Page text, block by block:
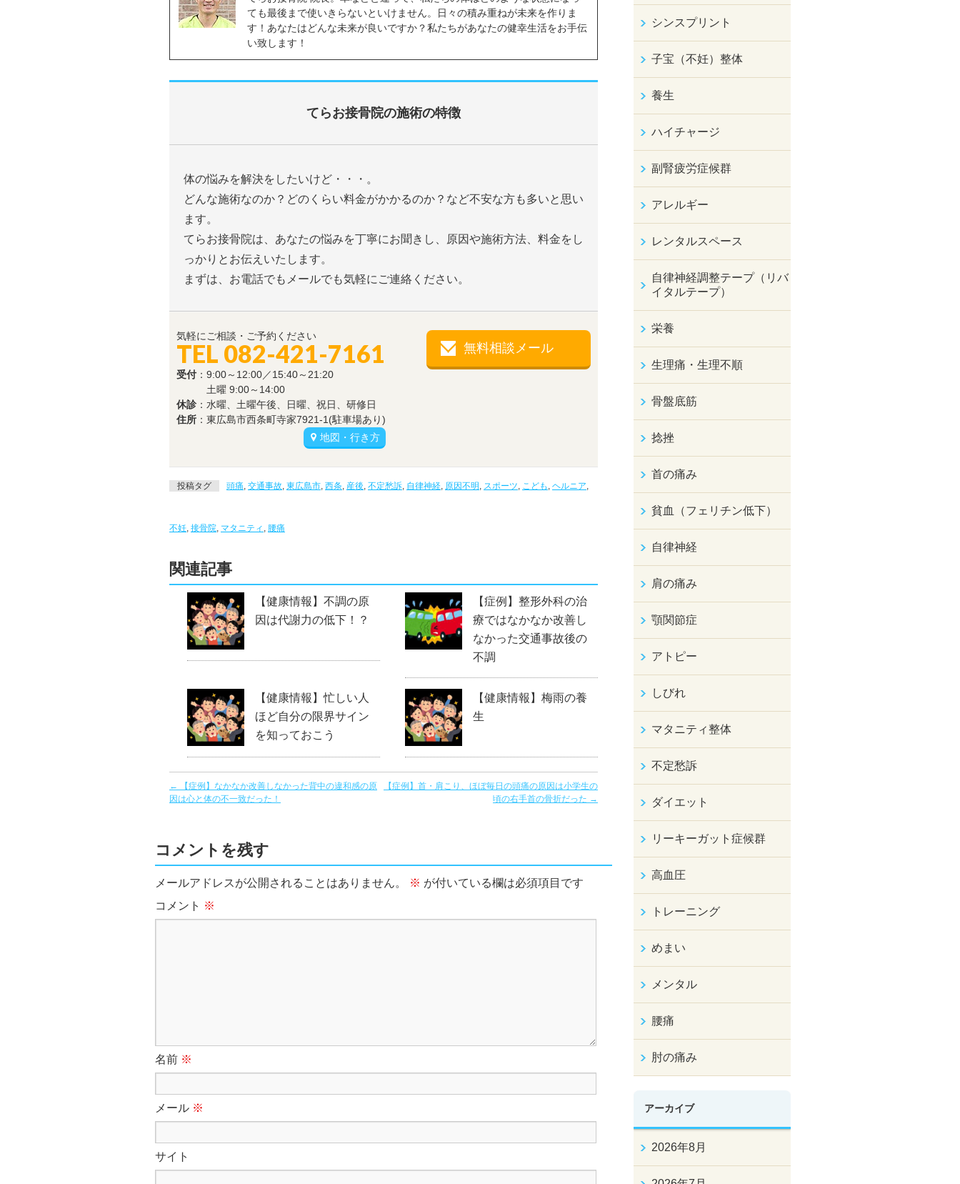
ても最後まで使いきらないといけません。日々の積み重ねが未来を作りま
す！あなたはどんな未来が良いですか？私たちがあなたの健幸生活をお手伝
い致します！
てらお接骨院の施術の特徴
体の悩みを解決をしたいけど・・・。
どんな施術なのか？どのくらい料金がかかるのか？など不安な方も多いと思い
ます。
てらお接骨院は、あなたの悩みを丁寧にお聞きし、原因や施術方法、料金をし
っかりとお伝えいたします。
まずは、お電話でもメールでも気軽にご連絡ください。
気軽にご相談・ご予約ください
TEL 082-421-7161
受付 ：9:00～12:00／15:40～21:20
土曜 9:00～14:00
休診 ：水曜、土曜午後、日曜、祝日、研修日
住所 ：東広島市西条町寺家7921-1(駐車場あり)
地図・行き方
無料相談メール
投稿タグ 頭痛, 交通事故, 東広島市, 西条, 産後, 不定愁訴, 自律神経, 原因不明 , スポーツ, こども , ヘルニア,
不妊, 接骨院, マタニティ , 腰痛
関連記事
【健康情報】不調の原
因は代謝力の低下！？
【症例】整形外科の治
療ではなかなか改善し
なかった交通事故後の
不調
【健康情報】忙しい人
ほど自分の限界サイン
を知っておこう
【健康情報】梅雨の養
生
←
【症例】なかなか改善しなかった背中の違和感の原
因は心と体の不一致だった！
【症例】首・肩こり、ほぼ毎日の頭痛の原因は小学生の
頃の右手首の骨折だった →
コメントを残す
メールアドレスが公開されることはありません。 ※ が付いている欄は必須項目です
コメント ※
名前 ※
メール ※
サイト
シンスプリント
子宝（不妊）整体
養生
ハイチャージ
副腎疲労症候群
アレルギー
レンタルスペース
自律神経調整テープ（リバ
イタルテープ）
栄養
生理痛・生理不順
骨盤底筋
捻挫
首の痛み
貧血（フェリチン低下）
自律神経
肩の痛み
顎関節症
アトピー
しびれ
マタニティ整体
不定愁訴
ダイエット
リーキーガット症候群
高血圧
トレーニング
めまい
メンタル
腰痛
肘の痛み
アーカイブ
2026年8月